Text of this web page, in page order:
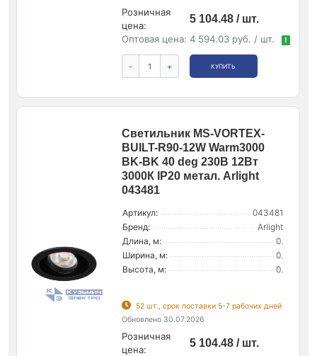
Розничная
цена:
5 104.48 / шт.
Оптовая цена: 4 594.03 руб. / шт. !
- + КУПИТЬ
Светильник MS-VORTEX-
BUILT-R90-12W Warm3000
BK-BK 40 deg 230В 12Вт
3000К IP20 метал. Arlight
043481
Артикул:
043481
Бренд:
Arlight
Длина, м:
0.
Ширина, м:
0.
Высота, м:
0.
52 шт., срок поставки 5-7 рабочих дней
Обновлено 30.07.2026
Розничная
цена:
5 104.48 / шт.